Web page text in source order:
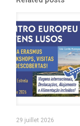
29 juillet 2026